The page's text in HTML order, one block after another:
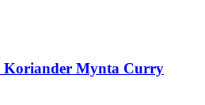
Koriander Mynta Curry